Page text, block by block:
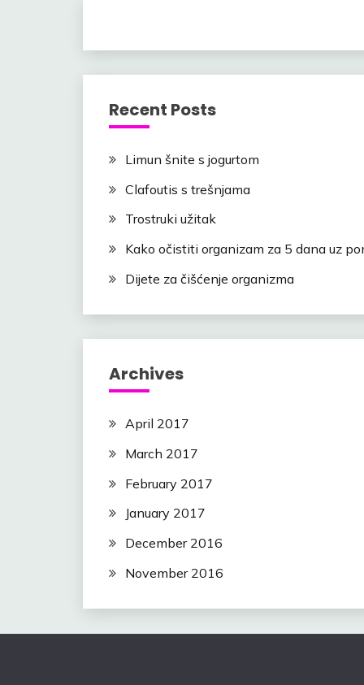
Recent Posts
Limun šnite s jogurtom
Clafoutis s trešnjama
Trostruki užitak
Kako očistiti organizam za 5 dana uz
Dijete za čišćenje organizma
Archives
April 2017
March 2017
February 2017
January 2017
December 2016
November 2016